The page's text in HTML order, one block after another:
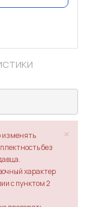
×
изменять
без
характер
с пунктом 2